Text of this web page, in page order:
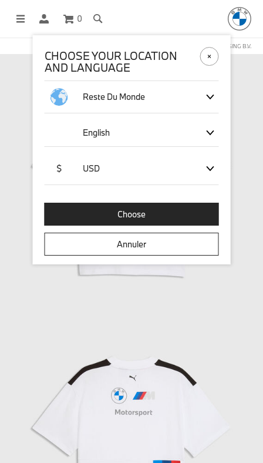
0
BOUTIQUE EN LIGNE GÉRÉE PAR STICHD SPORTSMERCHANDISING B.V.
CHOOSE YOUR LOCATION
AND LANGUAGE
Reste Du Monde
English
$ USD
Choose
Annuler